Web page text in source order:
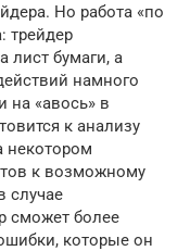
Но работа «по
трейдер
лист бумаги, а
намного
на «авось» в
к анализу
некотором
к возможному
случае
сможет более
которые он